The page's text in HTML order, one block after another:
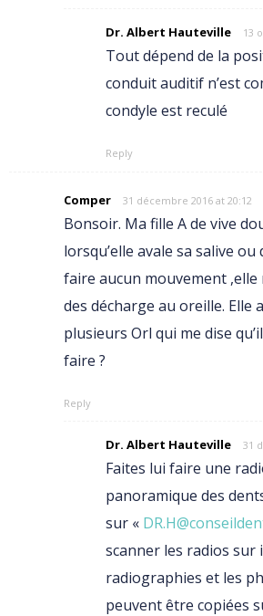
Dr. Albert Hauteville 13
Tout dépend de la
conduit auditif n’est
condyle est reculé
Reply
Comper 31 décembre 2016 at 20:12
Bonsoir. Ma fille A de vive
lorsqu’elle avale sa salive
faire aucun mouvement ,elle
des décharge au oreille. Elle a
plusieurs Orl qui me dise
faire ?
Reply
Dr. Albert Hauteville 31
Faites lui faire une
panoramique des
sur «
scanner les radios sur
radiographies et les
peuvent être copiées